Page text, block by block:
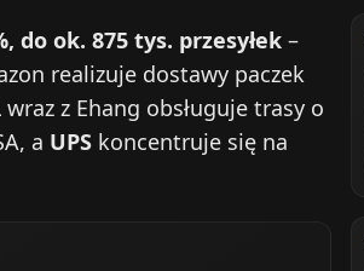
do ok. 875 tys. przesyłek –
realizuje dostawy paczek
z Ehang obsługuje trasy o
a UPS koncentruje się na